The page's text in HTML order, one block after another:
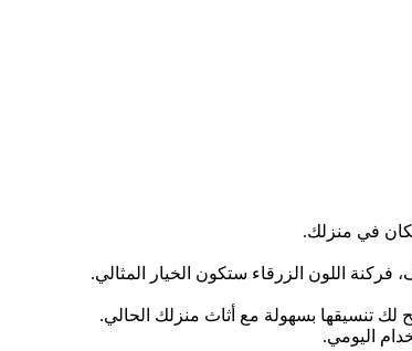
في منزلك.
اللون الزرقاء ستكون الخيار المثالي.
لك تنسيقها بسهولة مع أثاث منزلك الحالي.
اليومي.